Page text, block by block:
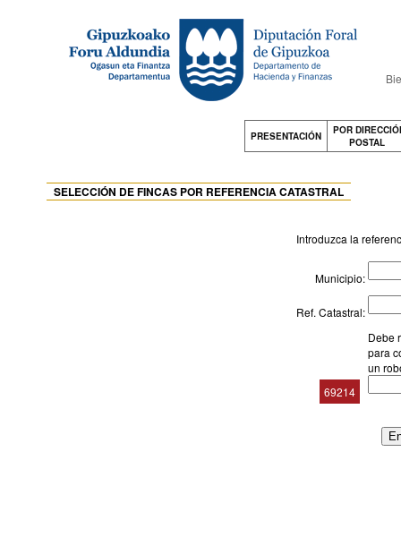
PRESENTACIÓN
POR
POSTAL
SELECCIÓN DE FINCAS POR REFERENCIA CATASTRAL
Introduzca la
Municipio:
Ref. Catastral:
Debe
para
un
69214